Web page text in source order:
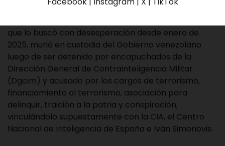
Víctor Quero, desaparecido tras 16 largos meses de
que lo buscó con desesperación desde enero de
2025, murió en custodia del Gobierno venezolano
luego de ser detenido por encapuchados de la
Dirección General de Contrainteligencia Militar
(Dgcim) y acusado por los cargos de terrorismo,
financiamiento al terrorismo, asociación para
delinquir, traición a la patria y conspiración,
vinculándolo supuestamente con la CIA, el Centro
Nacional de Inteligencia de España e Iván Simonovis.